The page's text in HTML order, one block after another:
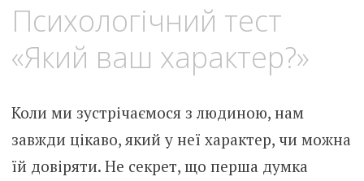
Психологічний тест
«Який ваш характер?»
Коли ми зустрічаємося з людиною, нам
завжди цікаво, який у неї характер, чи можна
їй довіряти. Не секрет, що перша думка